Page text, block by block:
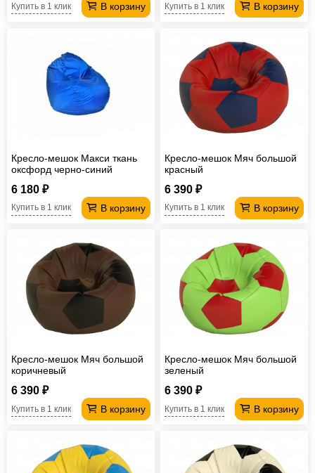
ванной
трансформер
Матрасы
Садовая
Косметологическое
В корзину
Купить в 1 клик В корзину
Купить в 1 клик
Кресло-мешок Макси ткань
оксфорд черно-синий
6 180 ₽
В корзину
Купить в 1 клик
Кресло-мешок Мяч большой
красный
6 390 ₽
В корзину
Купить в 1 клик
Кресло-мешок Мяч большой
коричневый
6 390 ₽
В корзину
Купить в 1 клик
Кресло-мешок Мяч большой
зеленый
6 390 ₽
В корзину
Купить в 1 клик